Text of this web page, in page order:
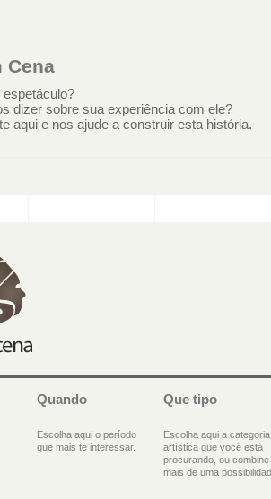
Cena
dizer sobre sua experiência com ele?
aqui e nos ajude a construir esta história.
Quando
Escolha aqui o período
que mais te interessar.
Que tipo
Escolha aqui a categoria
artística que você está
procurando, ou combine
mais de uma